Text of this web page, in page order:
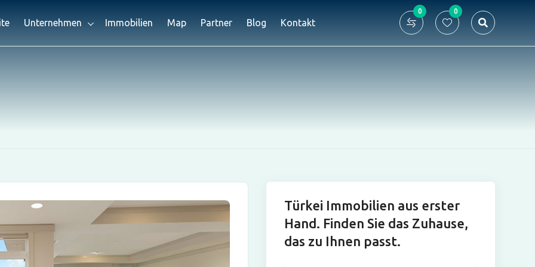
Unternehmen Immobilien Map Partner Blog Kontakt
0 0
Türkei Immobilien aus erster
Hand. Finden Sie das Zuhause,
das zu Ihnen passt.